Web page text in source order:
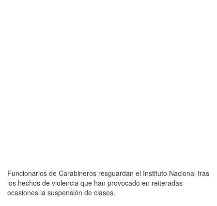
Funcionarios de Carabineros resguardan el Instituto Nacional tras
los hechos de violencia que han provocado en reiteradas
ocasiones la suspensión de clases.